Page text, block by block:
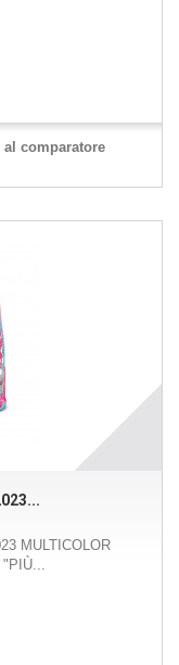
comparatore
MULTICOLOR
"PIÙ...